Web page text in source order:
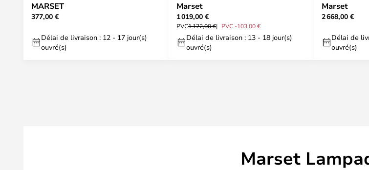
MARSET
377,00 €
Délai de livraison : 12 - 17 jour(s)
ouvré(s)
Marset
1 019,00 €
PVC1 122,00 € PVC -103,00 €
Délai de livraison : 13 - 18 jour(s)
ouvré(s)
Marset
2 668,00 €
Délai de
ouvré(s)
Marset